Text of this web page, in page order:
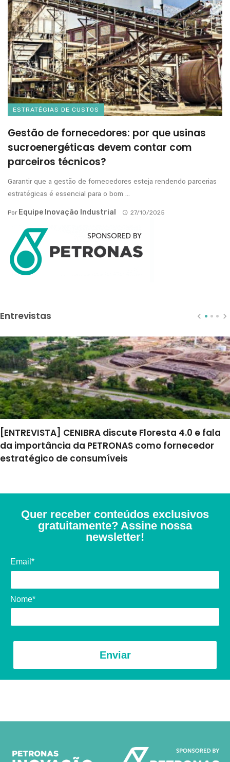
ESTRATÉGIAS DE CUSTOS
Gestão de fornecedores: por que usinas
sucroenergéticas devem contar com
parceiros técnicos?
Garantir que a gestão de fornecedores esteja rendendo parcerias
estratégicas é essencial para o bom ...
Por Equipe Inovação Industrial 27/10/2025
Entrevistas
[ENTREVISTA] CENIBRA discute Floresta 4.0 e fala
da importância da PETRONAS como fornecedor
estratégico de consumíveis
Quer receber conteúdos exclusivos
gratuitamente? Assine nossa
newsletter!
Email*
Nome*
Enviar